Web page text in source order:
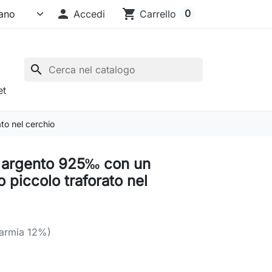
 Accedi shopping_cart Carrello 0
search
nel cerchio
925‰ con un
piccolo traforato nel
12%)